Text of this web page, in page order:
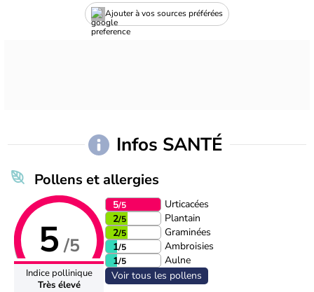
Ajouter à vos sources préférées
Infos SANTÉ
Pollens et allergies
5 /5
Indice pollinique
Très élevé
5/5
Urticacées
2/5
Plantain
2/5
Graminées
1/5
Ambroisies
1/5
Aulne
Voir tous les pollens